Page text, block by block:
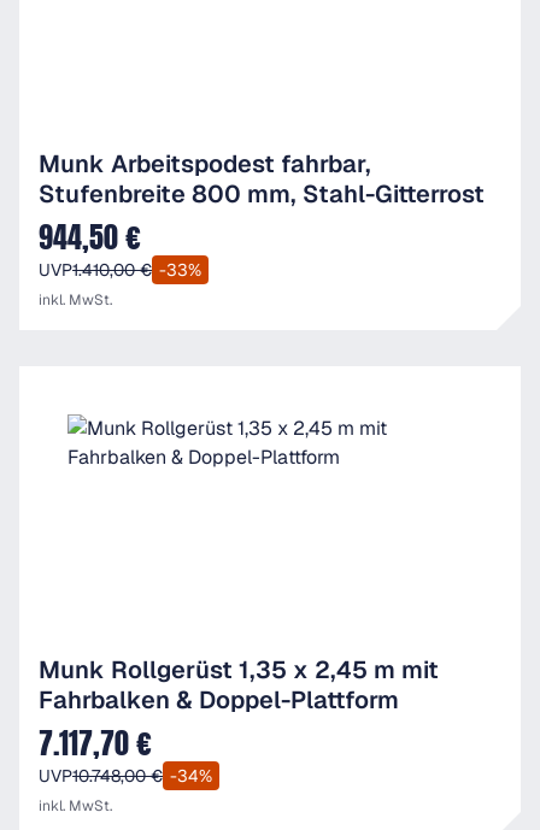
Munk Arbeitspodest fahrbar,
Stufenbreite 800 mm, Stahl-Gitterrost
Verkaufspreis:
944,50 €
UVP1.410,00 € -33%
inkl. MwSt.
Munk Rollgerüst 1,35 x 2,45 m mit
Fahrbalken & Doppel-Plattform
Verkaufspreis:
7.117,70 €
UVP10.748,00 € -34%
inkl. MwSt.